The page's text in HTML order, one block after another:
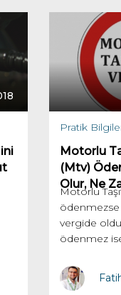
Pratik
Motorlu
(Mtv)
Olur, Ne
Motorlu
vergide
ödenmez